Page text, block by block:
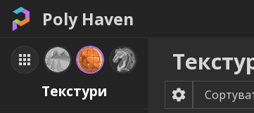
Poly Haven
Текстури